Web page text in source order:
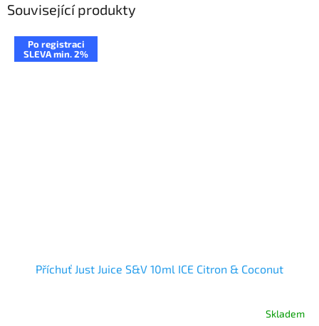
Související produkty
Po registraci
SLEVA min. 2%
Příchuť Just Juice S&V 10ml ICE Citron & Coconut
Skladem